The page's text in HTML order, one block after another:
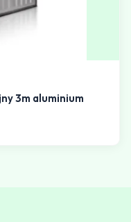
3m aluminium